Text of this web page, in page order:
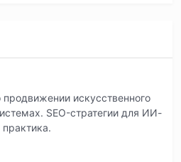
искусственного
SEO-стратегии для ИИ-